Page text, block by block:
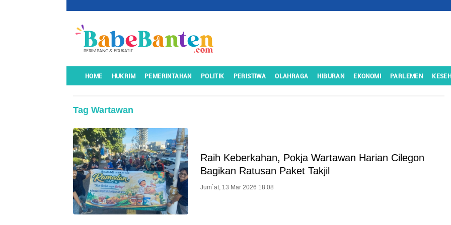
HOME HUKRIM PEMERINTAHAN POLITIK PERISTIWA OLAHRAGA HIBURAN EKONOMI PARLEMEN
Tag Wartawan
Raih Keberkahan, Pokja Wartawan Harian Cilegon
Bagikan Ratusan Paket Takjil
Jum`at, 13 Mar 2026 18:08